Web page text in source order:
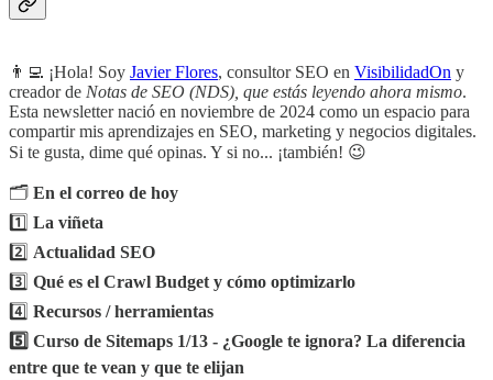
👨‍💻 ¡Hola! Soy Javier Flores, consultor SEO en VisibilidadOn y
creador de Notas de SEO (NDS), que estás leyendo ahora mismo.
Esta newsletter nació en noviembre de 2024 como un espacio para
compartir mis aprendizajes en SEO, marketing y negocios digitales.
Si te gusta, dime qué opinas. Y si no... ¡también! 😉
🗂️ En el correo de hoy
1️⃣ La viñeta
2️⃣ Actualidad SEO
3️⃣ Qué es el Crawl Budget y cómo optimizarlo
4️⃣ Recursos / herramientas
5️⃣ Curso de Sitemaps 1/13 - ¿Google te ignora? La diferencia
entre que te vean y que te elijan